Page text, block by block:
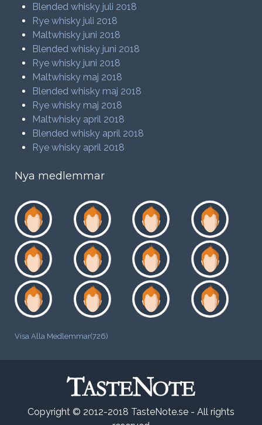
Blended whisky juli 2018
Rye whisky juli 2018
Maltwhisky juni 2018
Blended whisky juni 2018
Rye whisky juni 2018
Maltwhisky maj 2018
Blended whisky maj 2018
Rye whisky maj 2018
Maltwhisky april 2018
Blended whisky april 2018
Rye whisky april 2018
Nya medlemmar
Visa Alla Medlemmar(726)
Copyright © 2012-2018 TasteNote.se - All rights